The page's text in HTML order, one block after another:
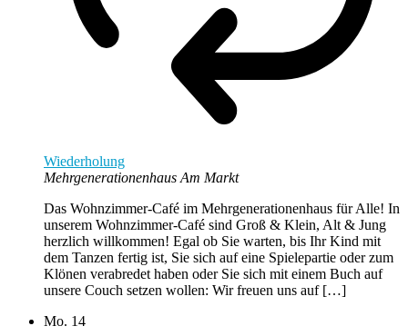
Wiederholung
Mehrgenerationenhaus Am Markt
Das Wohnzimmer-Café im Mehrgenerationenhaus für Alle! In
unserem Wohnzimmer-Café sind Groß & Klein, Alt & Jung
herzlich willkommen! Egal ob Sie warten, bis Ihr Kind mit
dem Tanzen fertig ist, Sie sich auf eine Spielepartie oder zum
Klönen verabredet haben oder Sie sich mit einem Buch auf
unsere Couch setzen wollen: Wir freuen uns auf […]
Mo. 14